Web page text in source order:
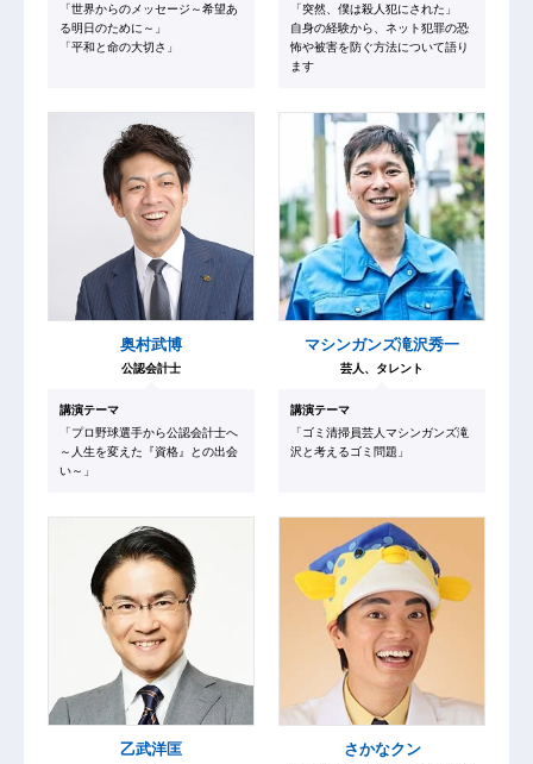
「世界からのメッセージ～希望あ
る明日のために～」
「平和と命の大切さ」
「突然、僕は殺人犯にされた」
自身の経験から、ネット犯罪の恐
怖や被害を防ぐ⽅法について語り
ます
奥村武博
公認会計士
講演テーマ
「プロ野球選手から公認会計士へ
～人生を変えた『資格』との出会
い～」
マシンガンズ滝沢秀一
芸人、タレント
講演テーマ
「ゴミ清掃員芸人マシンガンズ滝
沢と考えるゴミ問題」
乙武洋匡 さかなクン